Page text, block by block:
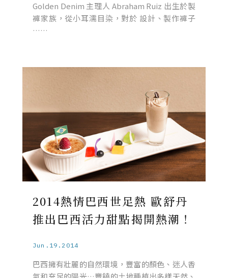
Golden Denim 主理人 Abraham Ruiz 出生於製
褲家族，從小耳濡目染，對於 設計、製作褲子
……
2014熱情巴西世足熱 歐舒丹
推出巴西活力甜點揭開熱潮！
Jun.19.2014
巴西擁有壯麗的自然環境，豐富的顏色、迷人香